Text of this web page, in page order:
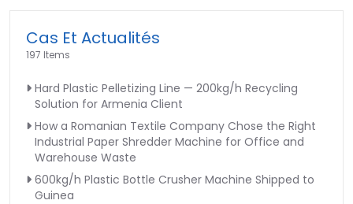
Cas Et Actualités
197 Items
Hard Plastic Pelletizing Line — 200kg/h Recycling
Solution for Armenia Client
How a Romanian Textile Company Chose the Right
Industrial Paper Shredder Machine for Office and
Warehouse Waste
600kg/h Plastic Bottle Crusher Machine Shipped to
Guinea